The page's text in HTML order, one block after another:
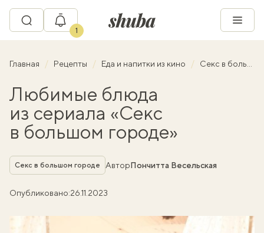
1
Главная Рецепты Еда и напитки из кино Секс в большом городе
Любимые блюда
из сериала «Секс
в большом городе»
Рубрика
Секс в большом городе АвторПончитта Весельская
Опубликовано:26.11.2023